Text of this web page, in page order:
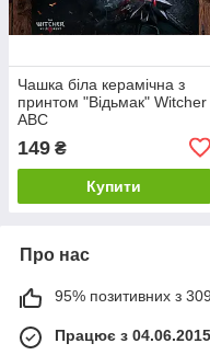
Чашка біла керамічна з
принтом "Відьмак" Witcher
ABC
149 ₴
Купити
Про нас
95% позитивних з 309
Працює з 04.06.2015